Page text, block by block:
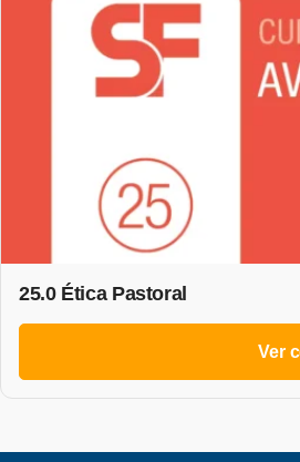
25.0 Ética Pastoral
Ver